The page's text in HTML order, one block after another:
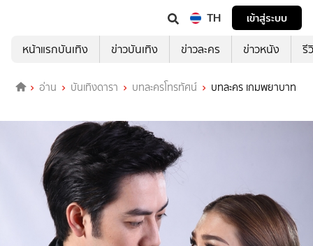
TH
เข้าสู่ระบบ
หน้าแรกบันเทิง
ข่าวบันเทิง ข่าวละคร ข่าวหนัง รี
อ่าน บันเทิงดารา บทละครโทรทัศน์ บทละคร เกมพยาบาท